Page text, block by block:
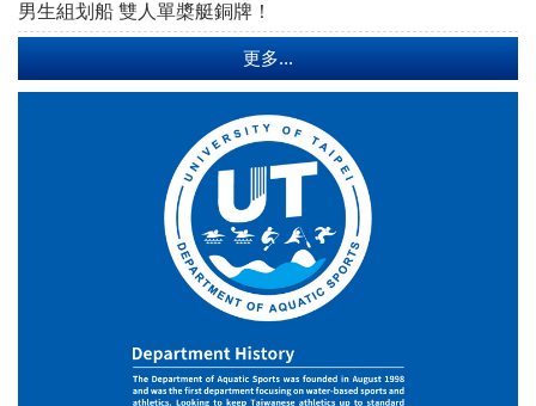
男生組划船 雙人單槳艇銅牌！
更多...